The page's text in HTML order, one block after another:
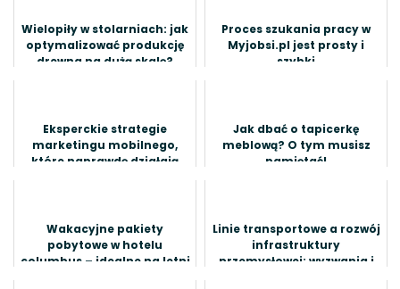
Wielopiły w stolarniach: jak
optymalizować produkcję
drewna na dużą skalę?
Proces szukania pracy w
Myjobsi.pl jest prosty i
szybki
Eksperckie strategie
marketingu mobilnego,
które naprawdę działają
Jak dbać o tapicerkę
meblową? O tym musisz
pamiętać!
Wakacyjne pakiety
pobytowe w hotelu
columbus – idealne na letni
Linie transportowe a rozwój
infrastruktury
przemysłowej: wyzwania i